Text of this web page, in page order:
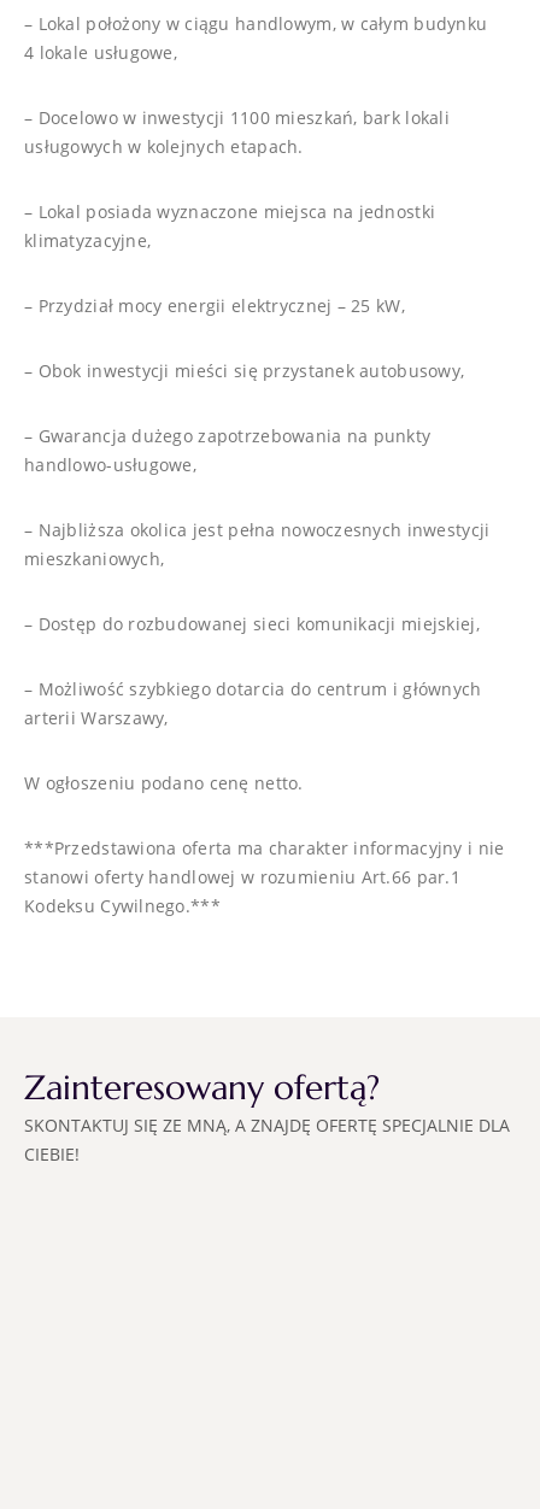
– Lokal położony w ciągu handlowym, w całym budynku
4 lokale usługowe,
– Docelowo w inwestycji 1100 mieszkań, bark lokali
usługowych w kolejnych etapach.
– Lokal posiada wyznaczone miejsca na jednostki
klimatyzacyjne,
– Przydział mocy energii elektrycznej – 25 kW,
– Obok inwestycji mieści się przystanek autobusowy,
– Gwarancja dużego zapotrzebowania na punkty
handlowo-usługowe,
– Najbliższa okolica jest pełna nowoczesnych inwestycji
mieszkaniowych,
– Dostęp do rozbudowanej sieci komunikacji miejskiej,
– Możliwość szybkiego dotarcia do centrum i głównych
arterii Warszawy,
W ogłoszeniu podano cenę netto.
***Przedstawiona oferta ma charakter informacyjny i nie
stanowi oferty handlowej w rozumieniu Art.66 par.1
Kodeksu Cywilnego.***
Zainteresowany ofertą?
SKONTAKTUJ SIĘ ZE MNĄ, A ZNAJDĘ OFERTĘ SPECJALNIE DLA
CIEBIE!